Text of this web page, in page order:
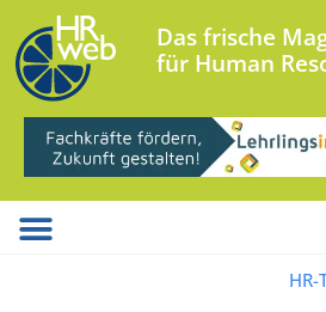
Das frische
für Human